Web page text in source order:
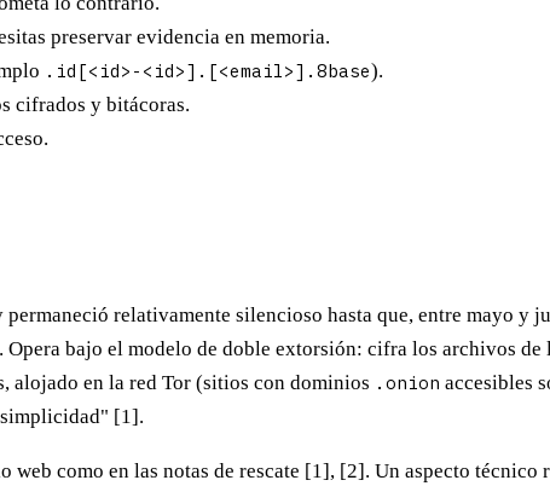
preservar evidencia en memoria.
.id[<id>-<id>].[<email>].8base).
cifrados y bitácoras.
relativamente silencioso hasta que, entre mayo y
bajo el modelo de doble extorsión: cifra los archivos de
alojado en la red Tor (sitios con dominios .onion accesibles
simplicidad" [1].
como en las notas de rescate [1], [2]. Un aspecto técnico